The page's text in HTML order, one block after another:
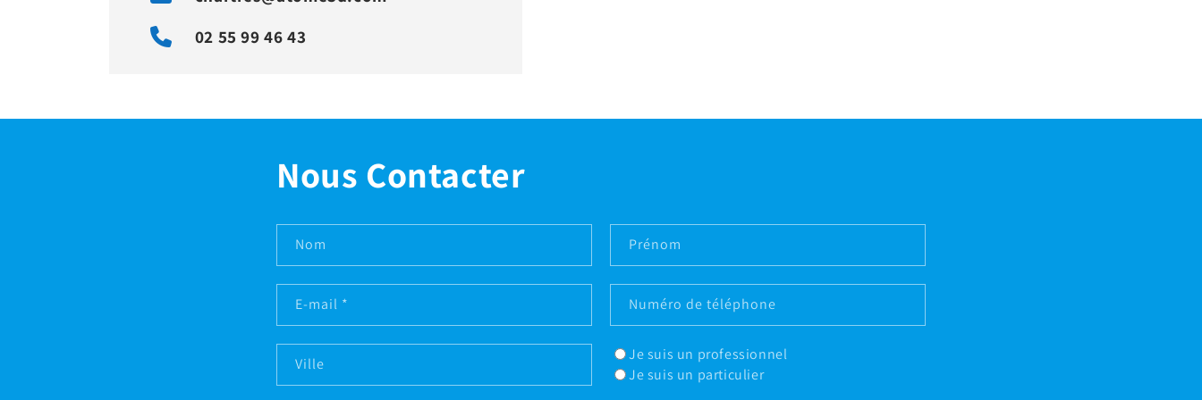
02 55 99 46 43
Nous Contacter
Nom Prénom
E-mail * Numéro de téléphone
Ville
Je suis un professionnel
Je suis un particulier